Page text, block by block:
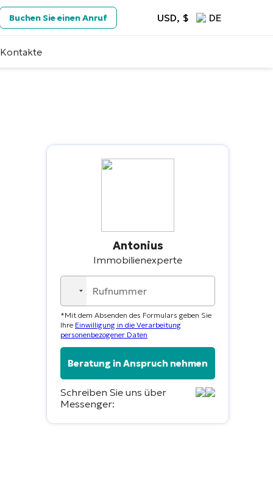
Buchen Sie einen Anruf USD, $ DE
Kontakte
Antonius
Immobilienexperte
No
country
selected
*Mit dem Absenden des Formulars geben Sie
Ihre Einwilligung in die Verarbeitung
personenbezogener Daten
Schreiben Sie uns über
Messenger: